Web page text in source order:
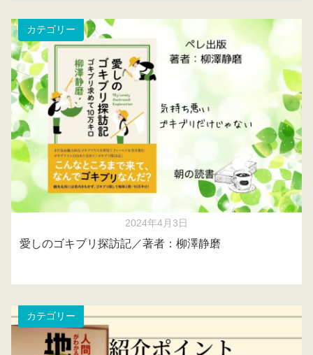
カテゴリー
2024年4月3日
愛しのゴキブリ探訪記／著者：柳澤静磨
カテゴリー